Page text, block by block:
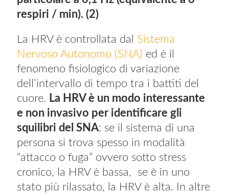
respiri / min). (2)
La HRV è controllata dal Sistema
Nervoso Autonomo (SNA) ed è il
fenomeno fisiologico di variazione
dell’intervallo di tempo tra i battiti del
cuore. La HRV è un modo interessante
e non invasivo per identificare gli
squilibri del SNA: se il sistema di una
persona si trova spesso in modalità
“attacco o fuga” ovvero sotto stress
cronico, la HRV è bassa, se è in uno
stato più rilassato, la HRV è alta. In altre